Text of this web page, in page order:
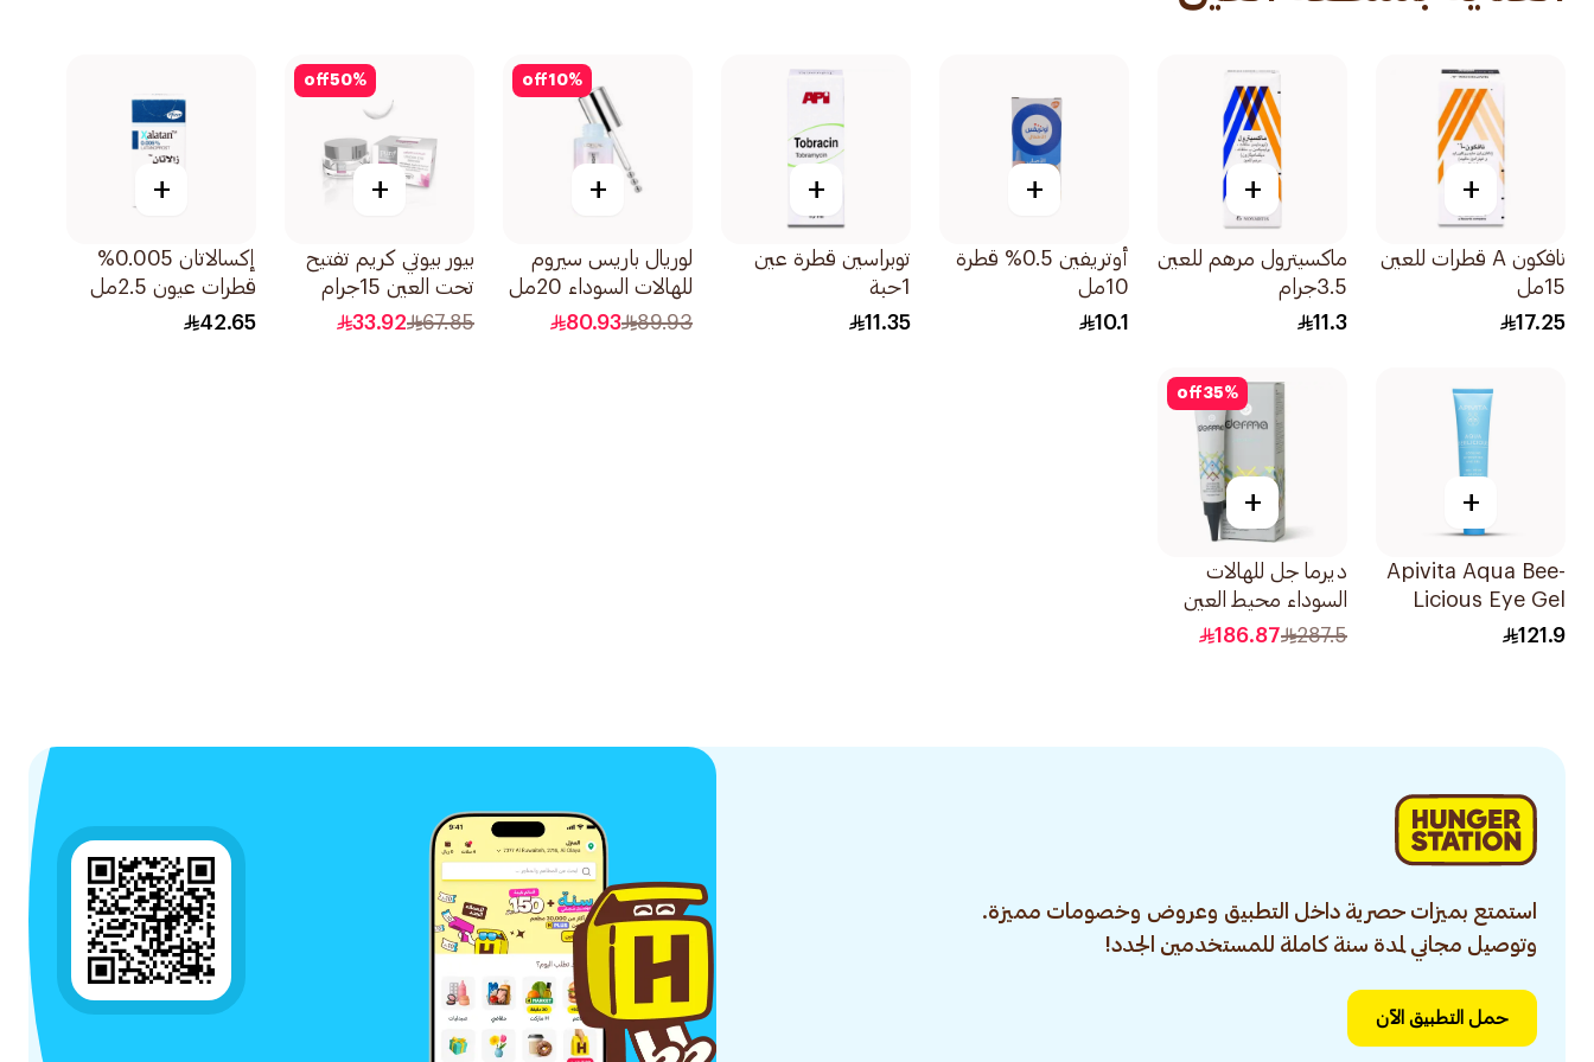
+
نافكون A قطرات للعين
15مل
17.25
+
ماكسيترول مرهم للعين
3.5جرام
11.3
+
أوتريفين 0.5% قطرة
10مل
10.1
+
توبراسين قطرة عين
1حبة
11.35
10%
off
+
لوريال باريس سيروم
للهالات السوداء 20مل
89.93
80.93
50%
off
+
بيور بيوتي كريم تفتيح
تحت العين 15جرام
67.85
33.92
+
إكسالاتان 0.005%
قطرات عيون 2.5مل
42.65
+
Apivita Aqua Bee-
Licious Eye Gel
15ml
121.9
35%
off
+
ديرما جل للهالات
السوداء محيط العين
15مل
287.5
186.87
استمتع بميزات حصرية داخل التطبيق وعروض وخصومات مميزة.
وتوصيل مجاني لمدة سنة كاملة للمستخدمين الجدد!
حمل التطبيق الآن